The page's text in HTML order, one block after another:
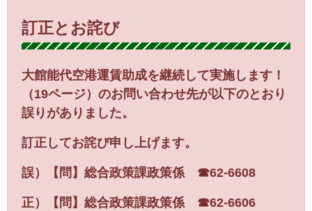
訂正とお詫び
大館能代空港運賃助成を継続して実施します！
（19ページ）のお問い合わせ先が以下のとおり
誤りがありました。
訂正してお詫び申し上げます。
誤）【問】総合政策課政策係 ☎62-6608
正） 【問】総合政策課政策係 ☎62-6606